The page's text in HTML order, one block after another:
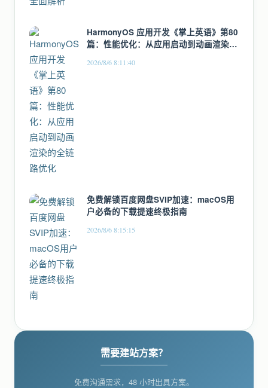
HarmonyOS 应用开发《掌上英语》第80
篇：性能优化：从应用启动到动画渲染的
2026/8/6 8:11:40
免费解锁百度网盘SVIP加速：macOS用
户必备的下载提速终极指南
2026/8/6 8:15:15
需要建站方案？
免费沟通需求，48 小时出具方案。